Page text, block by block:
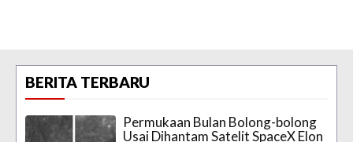
BERITA TERBARU
Permukaan Bulan Bolong-bolong
Usai Dihantam Satelit SpaceX Elon